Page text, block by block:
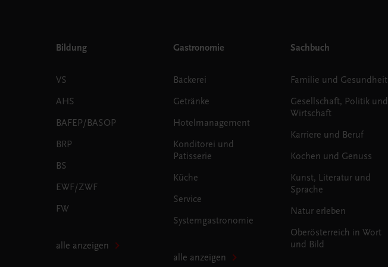
Bildung
VS
AHS
BAFEP/BASOP
BRP
BS
EWF/ZWF
FW
alle anzeigen
Gastronomie
Bäckerei
Getränke
Hotelmanagement
Konditorei und
Patisserie
Küche
Service
Systemgastronomie
alle anzeigen
Sachbuch
Familie und Gesundheit
Gesellschaft, Politik und
Wirtschaft
Karriere und Beruf
Kochen und Genuss
Kunst, Literatur und
Sprache
Natur erleben
Oberösterreich in Wort
und Bild